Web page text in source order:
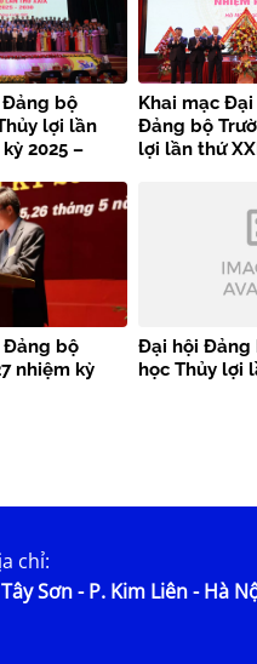
bộ
lợi lần
2025 –
Khai mạc
Đảng bộ
lợi lần thứ
bộ
nhiệm kỳ
Đại hội Đảng
học Thủy lợi
chỉ:
Sơn - P. Kim Liên - Hà